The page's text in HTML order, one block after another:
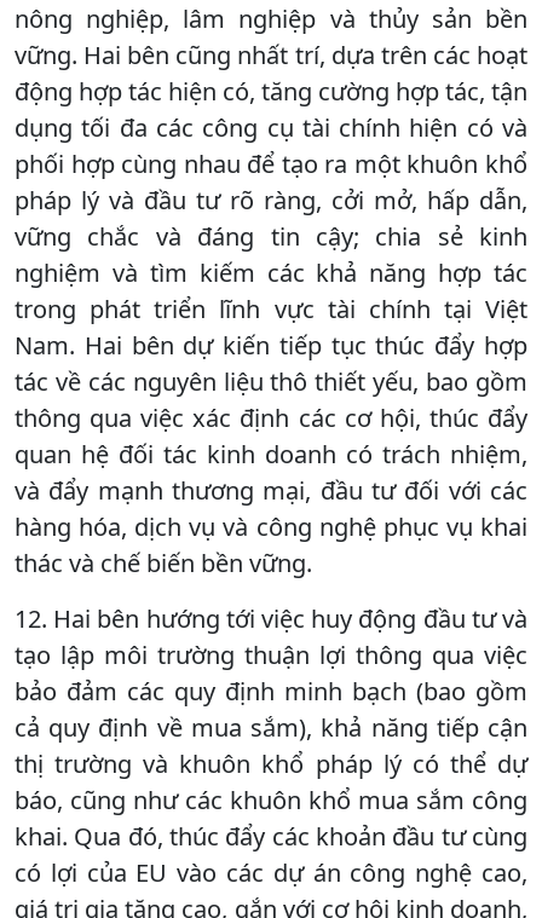
nông nghiệp, lâm nghiệp và thủy sản bền
vững. Hai bên cũng nhất trí, dựa trên các hoạt
động hợp tác hiện có, tăng cường hợp tác, tận
dụng tối đa các công cụ tài chính hiện có và
phối hợp cùng nhau để tạo ra một khuôn khổ
pháp lý và đầu tư rõ ràng, cởi mở, hấp dẫn,
vững chắc và đáng tin cậy; chia sẻ kinh
nghiệm và tìm kiếm các khả năng hợp tác
trong phát triển lĩnh vực tài chính tại Việt
Nam. Hai bên dự kiến tiếp tục thúc đẩy hợp
tác về các nguyên liệu thô thiết yếu, bao gồm
thông qua việc xác định các cơ hội, thúc đẩy
quan hệ đối tác kinh doanh có trách nhiệm,
và đẩy mạnh thương mại, đầu tư đối với các
hàng hóa, dịch vụ và công nghệ phục vụ khai
thác và chế biến bền vững.
12. Hai bên hướng tới việc huy động đầu tư và
tạo lập môi trường thuận lợi thông qua việc
bảo đảm các quy định minh bạch (bao gồm
cả quy định về mua sắm), khả năng tiếp cận
thị trường và khuôn khổ pháp lý có thể dự
báo, cũng như các khuôn khổ mua sắm công
khai. Qua đó, thúc đẩy các khoản đầu tư cùng
có lợi của EU vào các dự án công nghệ cao,
giá trị gia tăng cao, gắn với cơ hội kinh doanh,